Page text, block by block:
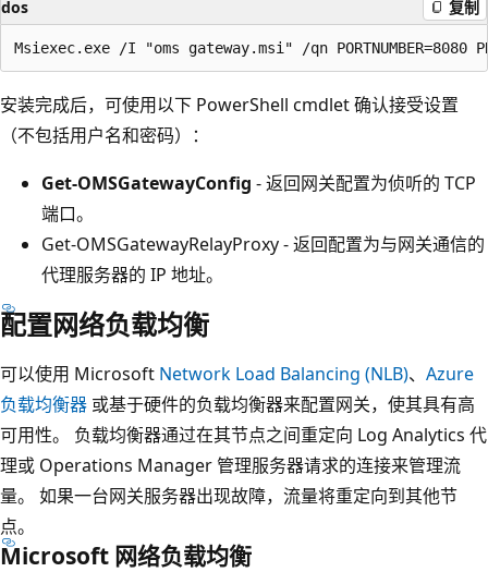
dos 复制
安装完成后，可使用以下 PowerShell cmdlet 确认接受设置
（不包括用户名和密码）：
Get-OMSGatewayConfig - 返回网关配置为侦听的 TCP
端口。
Get-OMSGatewayRelayProxy- 返回配置为与网关通信的
代理服务器的 IP 地址。
配置网络负载均衡
可以使用 Microsoft Network Load Balancing (NLB)、 Azure
负载均衡器 或基于硬件的负载均衡器来配置网关，使其具有高
可用性。 负载均衡器通过在其节点之间重定向 Log Analytics 代
理或 Operations Manager 管理服务器请求的连接来管理流
量。 如果一台网关服务器出现故障，流量将重定向到其他节
点。
Microsoft 网络负载均衡